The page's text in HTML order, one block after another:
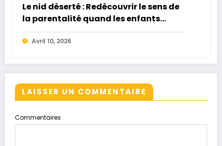
Le nid déserté : Redécouvrir le sens de
la parentalité quand les enfants
quittent la maison
Avril 10, 2026
LAISSER UN COMMENTAIRE
Commentaires